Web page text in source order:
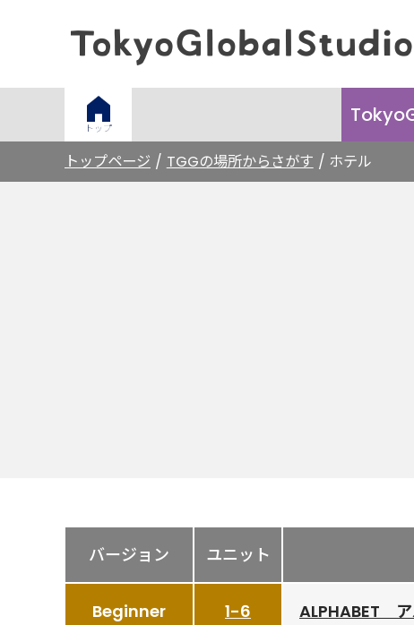
トップ
トップページ TGGの場所からさがす ホテル
バージョン ユニット
Beginner 1-6 ALPHABET ア